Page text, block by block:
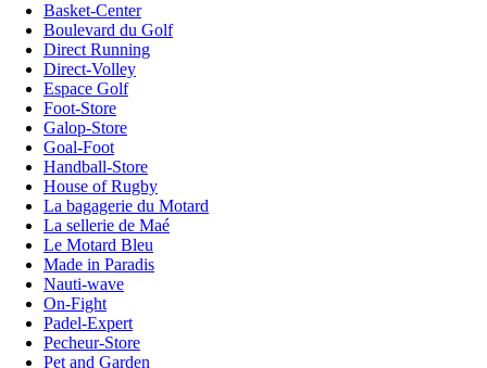
Basket-Center
Boulevard du Golf
Direct Running
Direct-Volley
Espace Golf
Foot-Store
Galop-Store
Goal-Foot
Handball-Store
House of Rugby
La bagagerie du Motard
La sellerie de Maé
Le Motard Bleu
Made in Paradis
Nauti-wave
On-Fight
Padel-Expert
Pecheur-Store
Pet and Garden